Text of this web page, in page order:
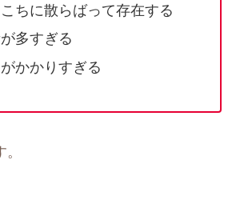
ちに散らばって存在する
多すぎる
かかりすぎる